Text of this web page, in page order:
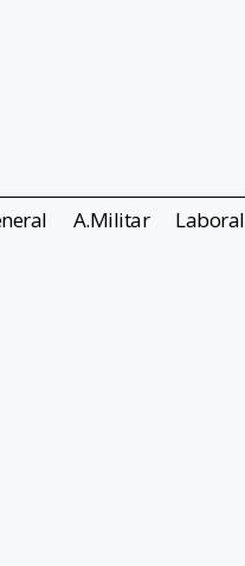
A.Militar Laboral